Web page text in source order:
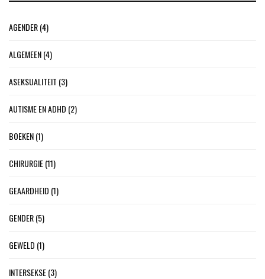
AGENDER(4)
ALGEMEEN(4)
ASEKSUALITEIT (3)
AUTISME EN ADHD (2)
BOEKEN(1)
CHIRURGIE(11)
GEAARDHEID (1)
GENDER(5)
GEWELD (1)
INTERSEKSE(3)